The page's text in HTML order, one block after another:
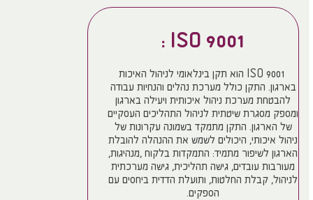
9001 ISO :
ISO 9001 הוא תקן בינלאומי לניהול האיכות
בארגון. התקן כולל מערכת נהלים והנחיות עבודה
להבטחת מערכת ניהול איכותית ויעילה בארגון
ומספק מסגרת שיטתית לניהול התהליכים העסקיים
של הארגון. התקן מתמקד בשמונה עקרונות של
ניהול איכותי, היכולים לשמש את ההנהלה להובלת
הארגון לשיפור מתמיד: התמקדות בלקוח ,מנהיגות,
מעורבות עובדים, גישה תהליכית, גישה מערכתית
לניהול, קבלת החלטות, ותועלת הדדית ביחסים עם
הספקים.